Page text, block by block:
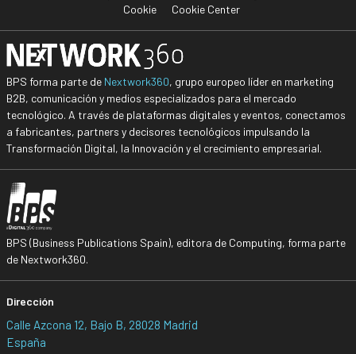
Cookie
Cookie Center
BPS forma parte de Nextwork360, grupo europeo líder en marketing
B2B, comunicación y medios especializados para el mercado
tecnológico. A través de plataformas digitales y eventos, conectamos
a fabricantes, partners y decisores tecnológicos impulsando la
Transformación Digital, la Innovación y el crecimiento empresarial.
BPS (Business Publications Spain), editora de Computing, forma parte
de Nextwork360.
Dirección
Calle Azcona 12, Bajo B, 28028 Madrid
España